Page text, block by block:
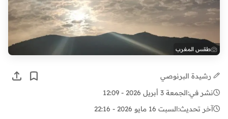
طقس المغرب
رشيدة البرنوصي
نشر في:الجمعة 3 أبريل 2026 - 12:09
آخر تحديث:السبت 16 مايو 2026 - 22:16